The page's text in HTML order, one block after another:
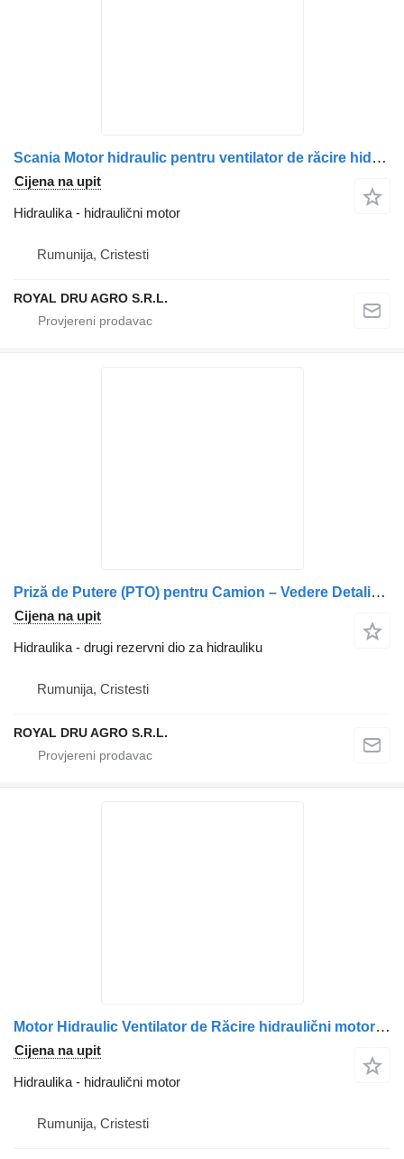
Scania Motor hidraulic pentru ventilator de răcire hidraulični motor za Scania 470937 1764450-16 kamiona
Cijena na upit
Hidraulika - hidraulični motor
Rumunija, Cristesti
ROYAL DRU AGRO S.R.L.
Priză de Putere (PTO) pentru Camion – Vedere Detaliată a Compone za Scania EG650P kamiona
Cijena na upit
Hidraulika - drugi rezervni dio za hidrauliku
Rumunija, Cristesti
ROYAL DRU AGRO S.R.L.
Motor Hidraulic Ventilator de Răcire hidraulični motor za Scania 1853889, 2032381, 2196418 kamiona
Cijena na upit
Hidraulika - hidraulični motor
Rumunija, Cristesti